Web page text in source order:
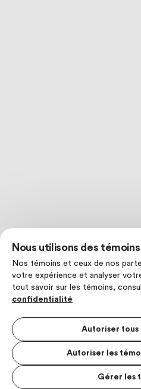
Nous utilisons des
Nos témoins et ceux de nos
votre expérience et analyser
tout savoir sur les témoins,
confidentialité
Autoriser tous
Autoriser les
Gérer les